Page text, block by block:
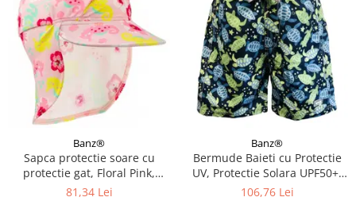
Banz®
Sapca protectie soare cu
protectie gat, Floral Pink,
Marimea M
81,34 Lei
Banz®
Bermude Baieti cu Protectie
UV, Protectie Solara UPF50+,
Turttle, Diverse marimi
106,76 Lei